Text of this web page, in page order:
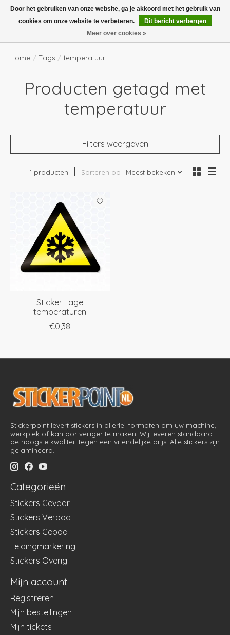
Boven de €100,- gratis verzending! Vóór 14.00 besteld, volgende dag in huis!
Verlanglijst
Home / Tags / temperatuur
Producten getagd met
temperatuur
Filters weergeven
1 producten Sorteren op Meest bekeken
Sticker Lage
temperaturen
€0,38
Stickerpoint levert stickers in allerlei formaten om uw machine,
werkplek of kantoor veiliger te maken. Wij leveren standaard
de hoogste kwaliteit tegen een vriendelijke prijs. Alle stickers zijn
gelamineerd.
Categorieën
Stickers Gevaar
Stickers Verbod
Stickers Gebod
Leidingmarkering
Stickers Overig
Mijn account
Registreren
Mijn bestellingen
Mijn tickets
Door het gebruiken van onze website, ga je akkoord met het gebruik van
cookies om onze website te verbeteren.
Dit bericht verbergen
Meer over cookies »